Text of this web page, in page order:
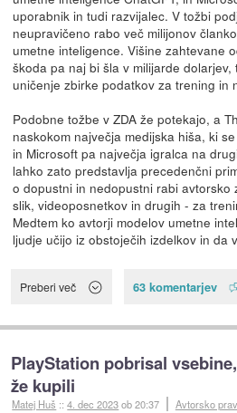
uporabnik in tudi razvijalec. V tožbi
neupravičeno rabo več milijonov
umetne inteligence. Višine zahtevane
škoda pa naj bi šla v milijarde dolarjev,
uničenje zbirke podatkov za trening in
Podobne tožbe v ZDA že potekajo, a
naskokom največja medijska hiša, ki
in Microsoft pa največja igralca na
lahko zato predstavlja precedenčni
o dopustni in nedopustni rabi avtorsko
slik, videoposnetkov in drugih - za
Medtem ko avtorji modelov umetne
ljudje učijo iz obstoječih izdelkov in da
Preberi več 63 komentarjev
PlayStation pobrisal
že kupili
Matej Huš ::4. dec 2023ob 20:37 Avtorsko